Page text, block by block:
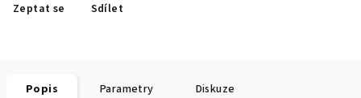
Zeptat se Sdílet
Popis Parametry Diskuze